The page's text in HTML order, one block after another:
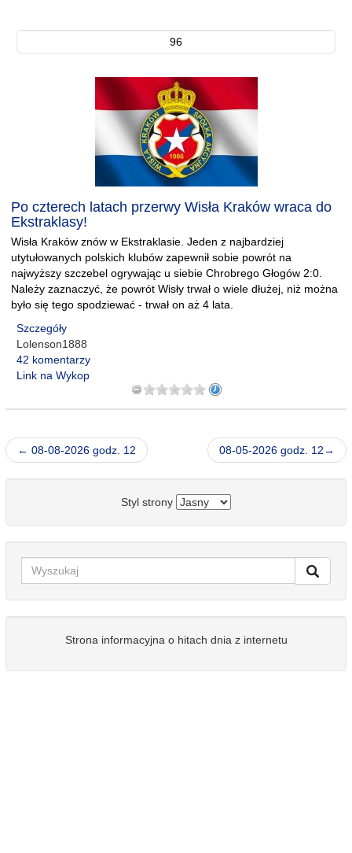
96
Po czterech latach przerwy Wisła Kraków wraca do
Ekstraklasy!
Wisła Kraków znów w Ekstraklasie. Jeden z najbardziej
utytułowanych polskich klubów zapewnił sobie powrót na
najwyższy szczebel ogrywając u siebie Chrobrego Głogów 2:0.
Należy zaznaczyć, że powrót Wisły trwał o wiele dłużej, niż można
było się tego spodziewać - trwał on aż 4 lata.
Szczegóły
Lolenson1888
42 komentarzy
Link na Wykop
← 08-08-2026 godz. 12 08-05-2026 godz. 12→
Styl strony
Strona informacyjna o hitach dnia z internetu